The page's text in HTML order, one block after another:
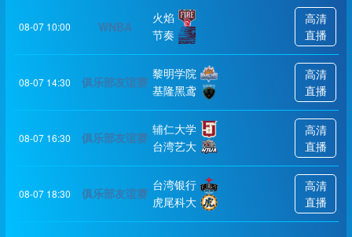
08-07 10:00 WNBA
火焰
节奏
高清
直播
08-07 14:30 俱乐部友谊赛
黎明学院
基隆黑鸢
高清
直播
08-07 16:30 俱乐部友谊赛
辅仁大学
台湾艺大
高清
直播
08-07 18:30 俱乐部友谊赛
台湾银行
虎尾科大
高清
直播